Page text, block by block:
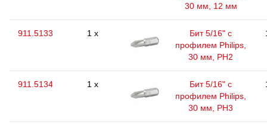
30 мм, 12 мм
911.5133 1 x
Бит 5/16" с
профилем Philips,
30 мм, РН2
911.5134 1 x
Бит 5/16" с
профилем Philips,
30 мм, РН3